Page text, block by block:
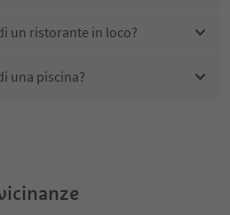
un ristorante in loco?
una piscina?
domestici?presso Dilia
ricevono l'Alto Adige Guest